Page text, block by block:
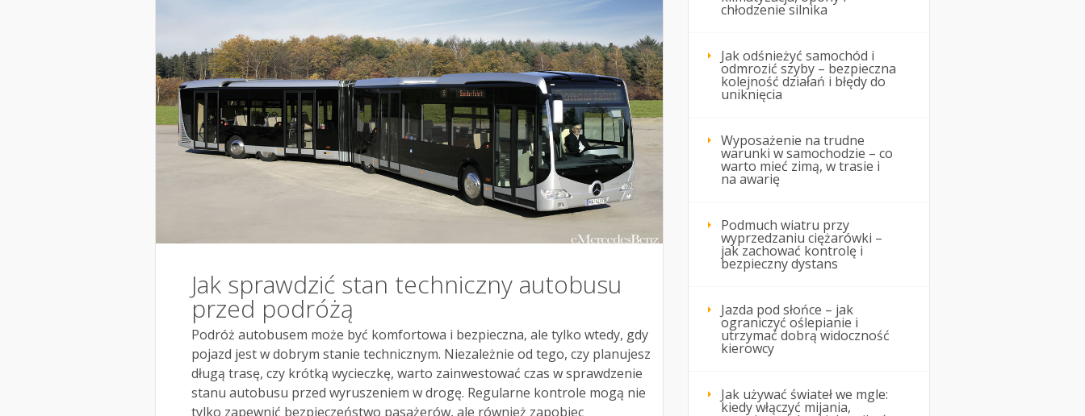
Jak sprawdzić stan techniczny autobusu
przed podróżą
Podróż autobusem może być komfortowa i bezpieczna, ale tylko wtedy, gdy
pojazd jest w dobrym stanie technicznym. Niezależnie od tego, czy planujesz
długą trasę, czy krótką wycieczkę, warto zainwestować czas w sprawdzenie
stanu autobusu przed wyruszeniem w drogę. Regularne kontrole mogą nie
tylko zapewnić bezpieczeństwo pasażerów, ale również zapobiec
chłodzenie silnika
Jak odśnieżyć samochód i
odmrozić szyby – bezpieczna
kolejność działań i błędy do
uniknięcia
Wyposażenie na trudne
warunki w samochodzie – co
warto mieć zimą, w trasie i
na awarię
Podmuch wiatru przy
wyprzedzaniu ciężarówki –
jak zachować kontrolę i
bezpieczny dystans
Jazda pod słońce – jak
ograniczyć oślepianie i
utrzymać dobrą widoczność
kierowcy
Jak używać świateł we mgle:
kiedy włączyć mijania,